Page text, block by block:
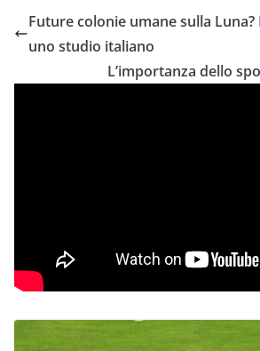
Future colonie umane sulla Luna?
uno studio italiano
L’importanza dello